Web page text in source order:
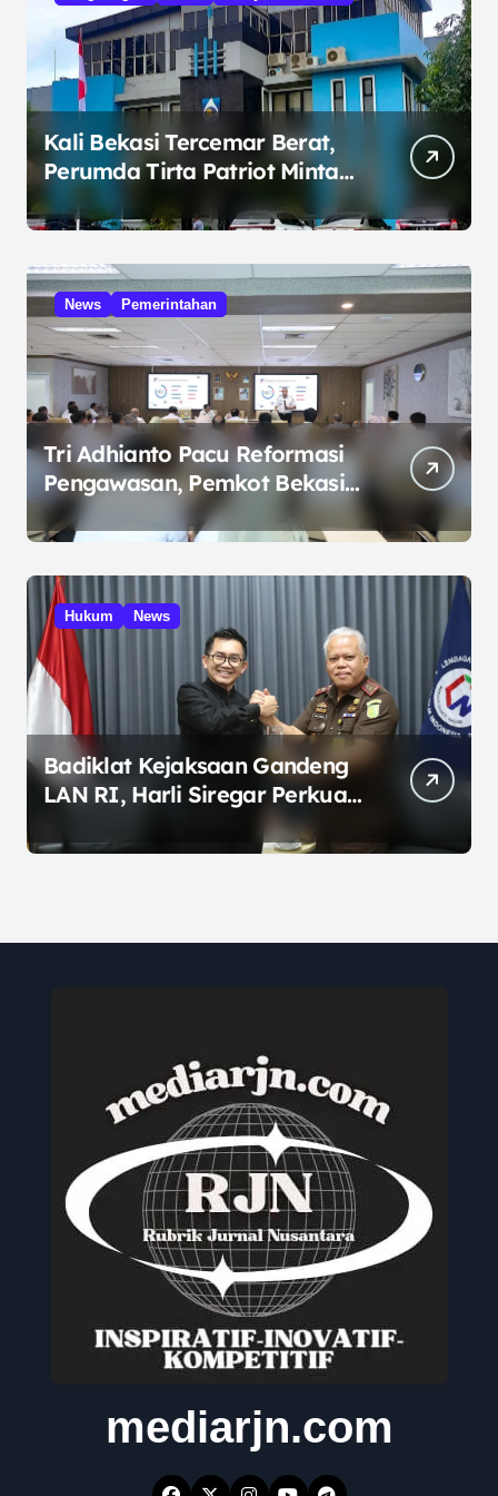
Kali Bekasi Tercemar Berat,
Perumda Tirta Patriot Minta
Maaf atas Penurunan Kualitas
Air
News Pemerintahan
Tri Adhianto Pacu Reformasi
Pengawasan, Pemkot Bekasi
Targetkan Skor MCSP KPK
Naik
Hukum News
Badiklat Kejaksaan Gandeng
LAN RI, Harli Siregar Perkuat
SDM Penegak Hukum
mediarjn.com